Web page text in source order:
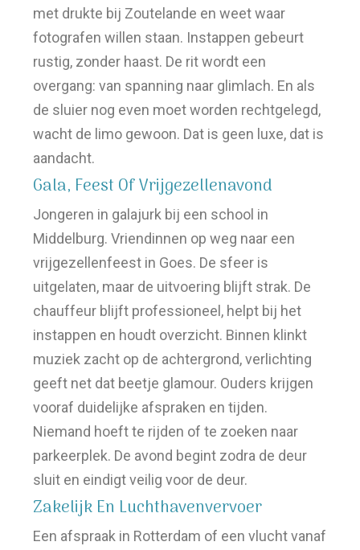
met drukte bij Zoutelande en weet waar
fotografen willen staan. Instappen gebeurt
rustig, zonder haast. De rit wordt een
overgang: van spanning naar glimlach. En als
de sluier nog even moet worden rechtgelegd,
wacht de limo gewoon. Dat is geen luxe, dat is
aandacht.
Gala, Feest Of Vrijgezellenavond
Jongeren in galajurk bij een school in
Middelburg. Vriendinnen op weg naar een
vrijgezellenfeest in Goes. De sfeer is
uitgelaten, maar de uitvoering blijft strak. De
chauffeur blijft professioneel, helpt bij het
instappen en houdt overzicht. Binnen klinkt
muziek zacht op de achtergrond, verlichting
geeft net dat beetje glamour. Ouders krijgen
vooraf duidelijke afspraken en tijden.
Niemand hoeft te rijden of te zoeken naar
parkeerplek. De avond begint zodra de deur
sluit en eindigt veilig voor de deur.
Zakelijk En Luchthavenvervoer
Een afspraak in Rotterdam of een vlucht vanaf